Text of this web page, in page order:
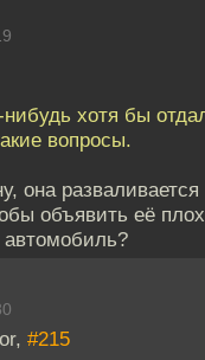
хотя бы
вопросы.
она разваливается
объявить её
#215